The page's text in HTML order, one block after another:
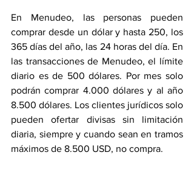
En Menudeo, las personas pueden
comprar desde un dólar y hasta 250, los
365 días del año, las 24 horas del día. En
las transacciones de Menudeo, el límite
diario es de 500 dólares. Por mes solo
podrán comprar 4.000 dólares y al año
8.500 dólares. Los clientes jurídicos solo
pueden ofertar divisas sin limitación
diaria, siempre y cuando sean en tramos
máximos de 8.500 USD, no compra.